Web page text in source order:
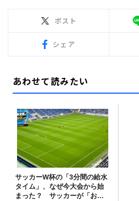
ポスト
シェア
あわせて読みたい
サッカーW杯の「3分間の給水
タイム」、なぜ今大会から始
まった？ サッカーが「お